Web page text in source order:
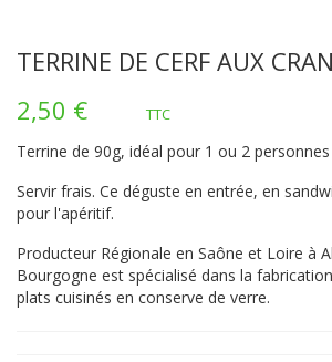
TERRINE DE CERF AUX
2,50 €
TTC
Terrine de 90g, idéal pour 1 ou 2 personnes
Servir frais. Ce déguste en entrée, en
pour l'apéritif.
Producteur Régionale en Saône et Loire à
Bourgogne est spécialisé dans la
plats cuisinés en conserve de verre.